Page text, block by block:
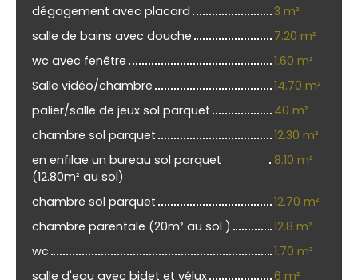
dégagement avec placard
3 m²
salle de bains avec douche
7.20 m²
wc avec fenêtre
1.60 m²
Salle vidéo/chambre
14.70 m²
palier/salle de jeux sol parquet
40 m²
chambre sol parquet
12.30 m²
en enfilae un bureau sol parquet
(12.80m² au sol)
8.10 m²
chambre sol parquet
12.70 m²
chambre parentale (20m² au sol )
12.8 m²
wc
1.70 m²
salle d'eau avec bidet et vélux
6 m²